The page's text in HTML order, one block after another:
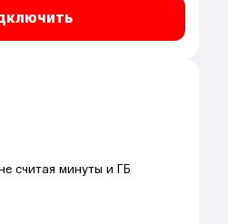
считая минуты и ГБ